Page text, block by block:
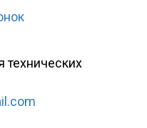
технических